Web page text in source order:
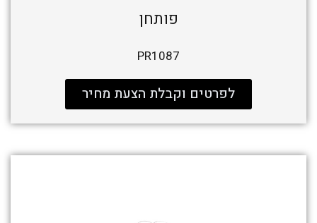
פותחן
PR1087
לפרטים וקבלת הצעת מחיר